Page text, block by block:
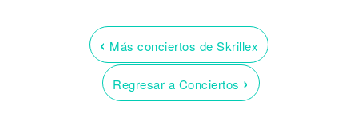
‹ Más conciertos de Skrillex
Regresar a Conciertos ›